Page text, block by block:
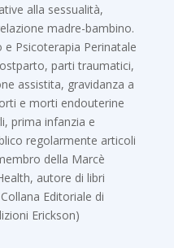
alla sessualità,
madre-bambino.
Psicoterapia Perinatale
parti traumatici,
assistita, gravidanza a
e morti endouterine
prima infanzia e
regolarmente articoli
della Marcè
autore di libri
Editoriale di
Erickson)